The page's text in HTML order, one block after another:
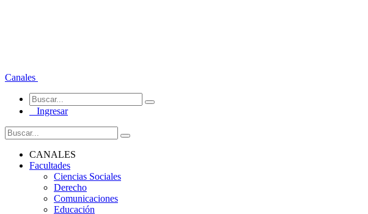
Canales
Ingresar
CANALES
Facultades
Ciencias Sociales
Derecho
Comunicaciones
Educación